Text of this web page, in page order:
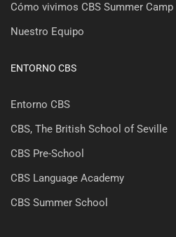
Cómo vivimos CBS Summer Camp
Nuestro Equipo
ENTORNO CBS
Entorno CBS
CBS, The British School of Seville
CBS Pre-School
CBS Language Academy
CBS Summer School